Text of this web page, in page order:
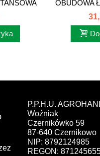
OBUDOWA
P.P.H.U.
Woźniak
Czernikówko 59
87-640 Czernikowo
NIP: 8792124985
REGON: